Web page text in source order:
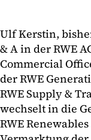
Ulf Kerstin,
& A in der RWE
Commercial
der RWE
RWE Supply &
wechselt in die
RWE